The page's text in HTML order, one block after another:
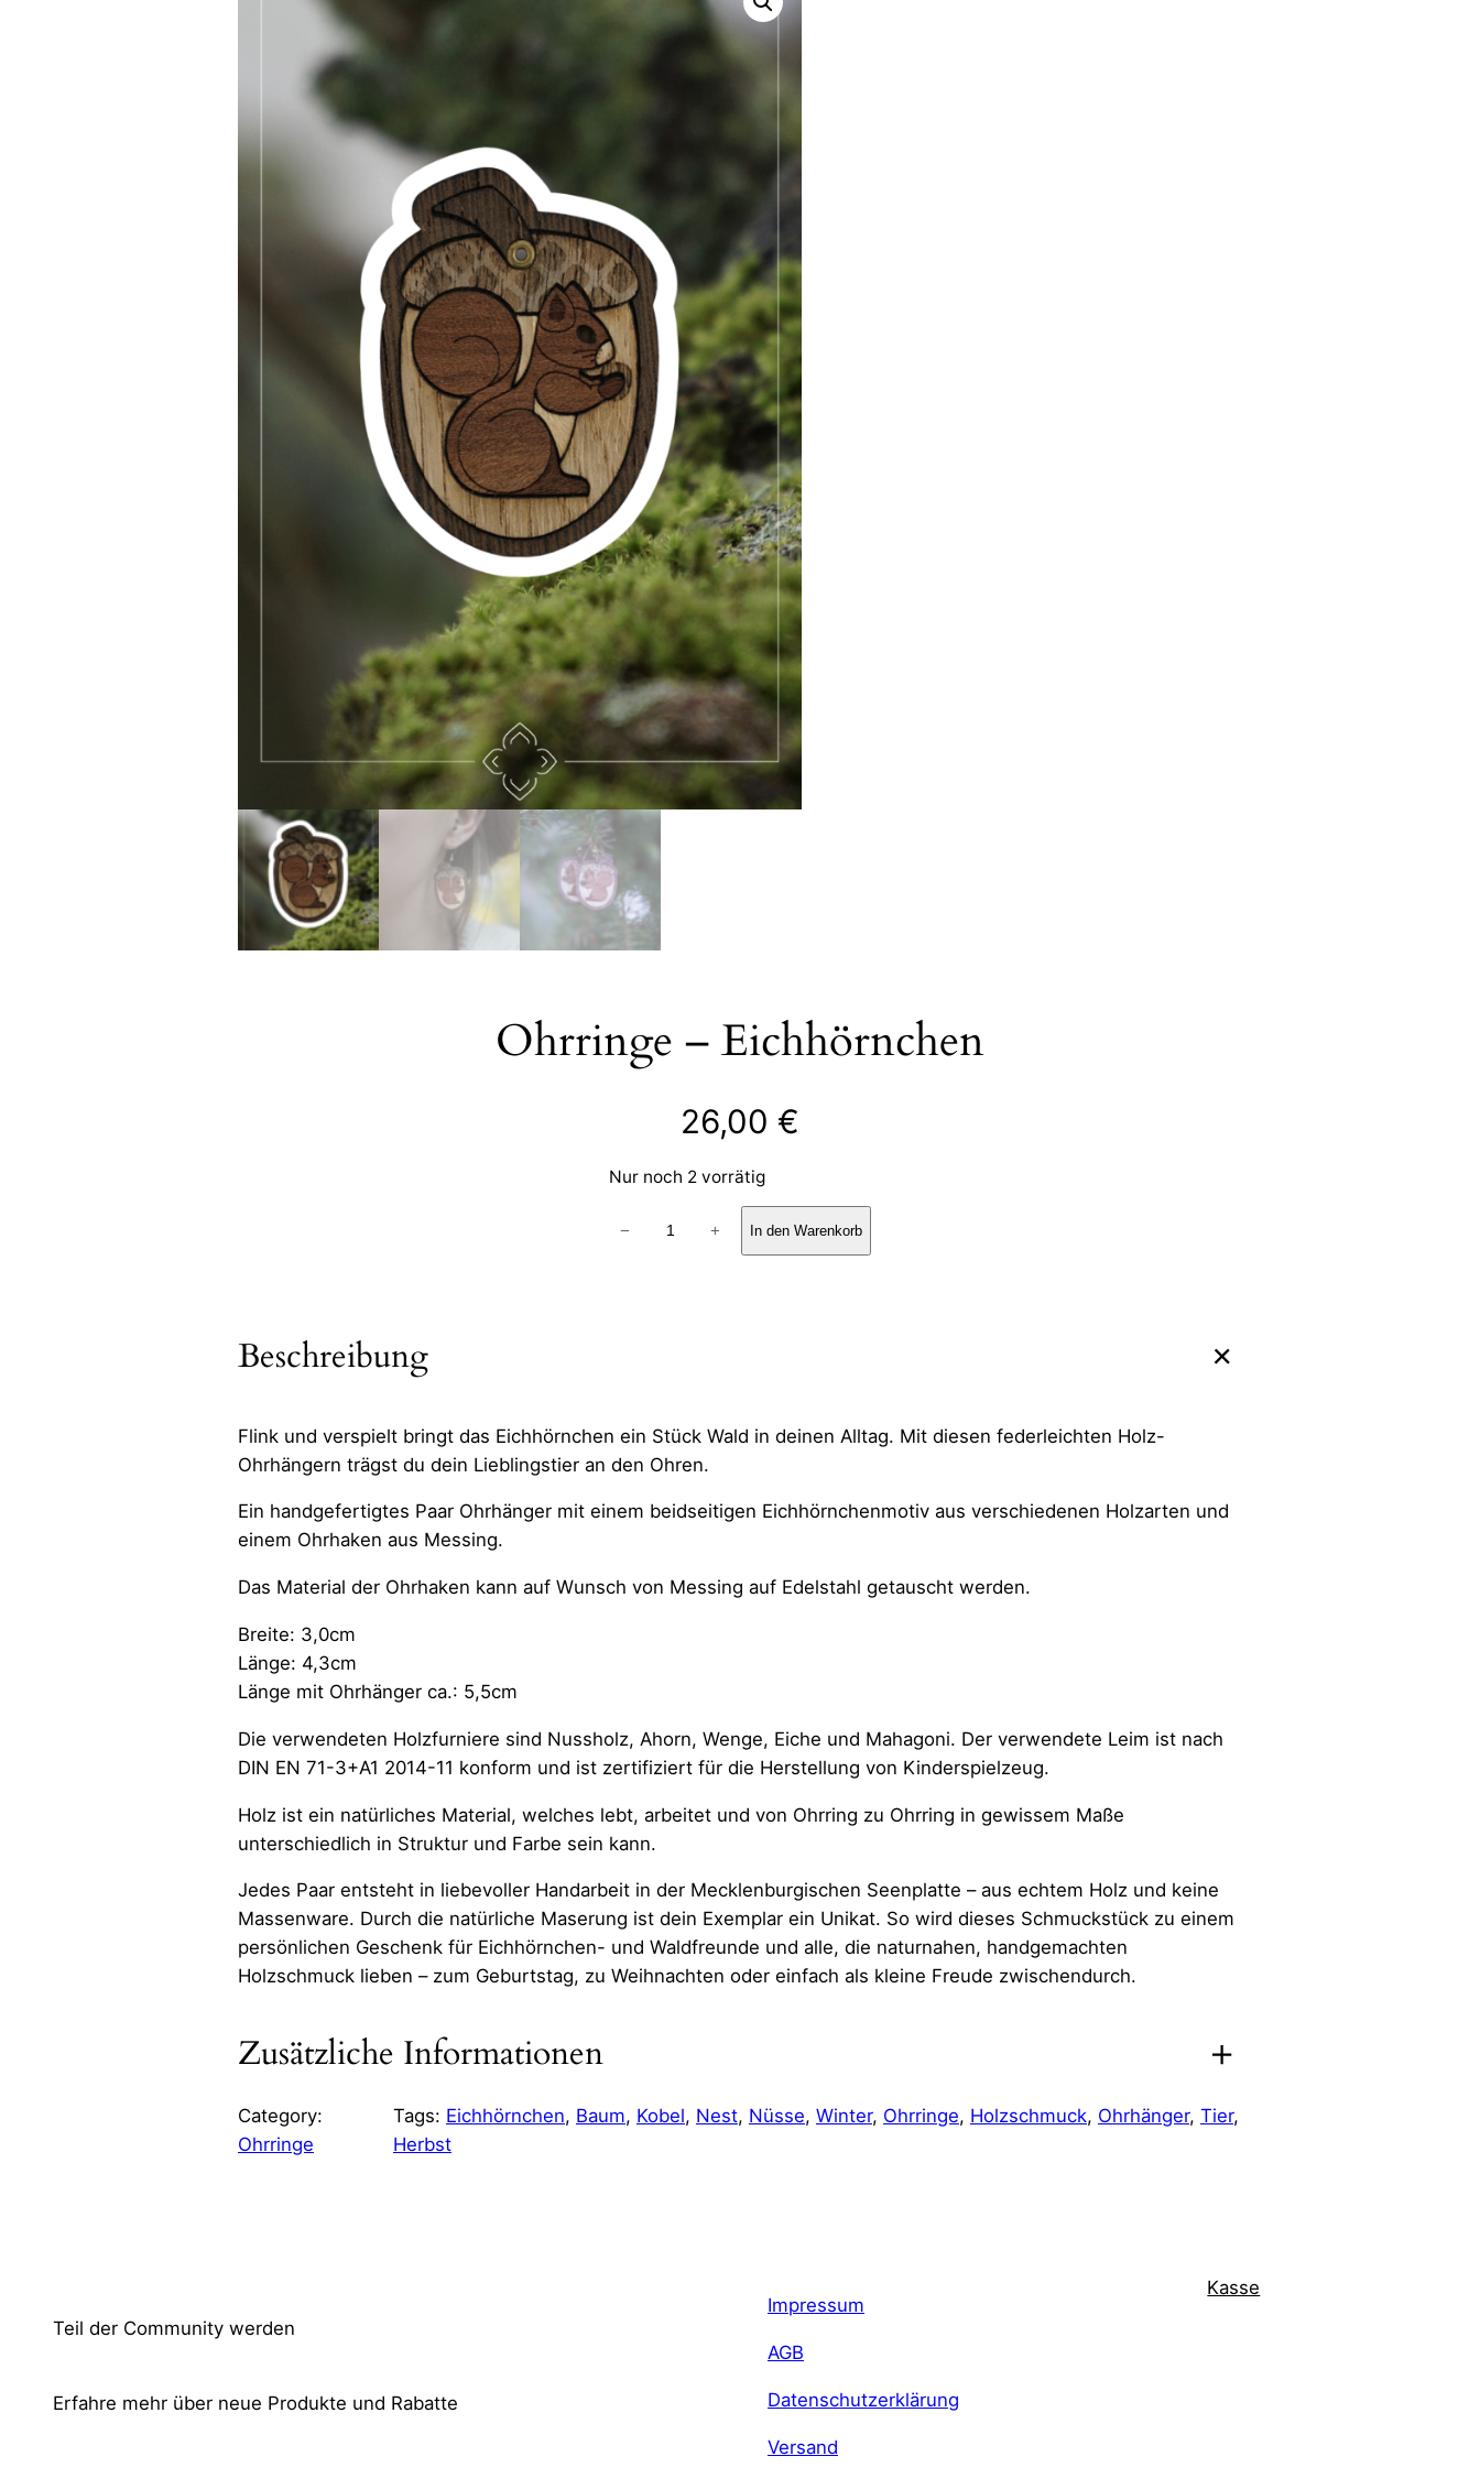
Ohrringe – Eichhörnchen
26,00 €
Nur noch 2 vorrätig
Ohrringe
− + In den Warenkorb
Beschreibung
Flink und verspielt bringt das Eichhörnchen ein Stück Wald in deinen Alltag. Mit diesen federleichten Holz-
Ohrhängern trägst du dein Lieblingstier an den Ohren.
Ein handgefertigtes Paar Ohrhänger mit einem beidseitigen Eichhörnchenmotiv aus verschiedenen Holzarten und
einem Ohrhaken aus Messing.
Das Material der Ohrhaken kann auf Wunsch von Messing auf Edelstahl getauscht werden.
Breite: 3,0cm
Länge: 4,3cm
Länge mit Ohrhänger ca.: 5,5cm
Die verwendeten Holzfurniere sind Nussholz, Ahorn, Wenge, Eiche und Mahagoni. Der verwendete Leim ist nach
DIN EN 71-3+A1 2014-11 konform und ist zertifiziert für die Herstellung von Kinderspielzeug.
Holz ist ein natürliches Material, welches lebt, arbeitet und von Ohrring zu Ohrring in gewissem Maße
unterschiedlich in Struktur und Farbe sein kann.
Jedes Paar entsteht in liebevoller Handarbeit in der Mecklenburgischen Seenplatte – aus echtem Holz und keine
Massenware. Durch die natürliche Maserung ist dein Exemplar ein Unikat. So wird dieses Schmuckstück zu einem
persönlichen Geschenk für Eichhörnchen- und Waldfreunde und alle, die naturnahen, handgemachten
Holzschmuck lieben – zum Geburtstag, zu Weihnachten oder einfach als kleine Freude zwischendurch.
Zusätzliche Informationen
Attribute WertGewicht
Category:
Ohrringe
Tags: Eichhörnchen, Baum, Kobel, Nest, Nüsse, Winter, Ohrringe, Holzschmuck, Ohrhänger, Tier
Herbst
Teil der Community werden
Erfahre mehr über neue Produkte und Rabatte
Impressum
AGB
Datenschutzerklärung
Versand
Kasse